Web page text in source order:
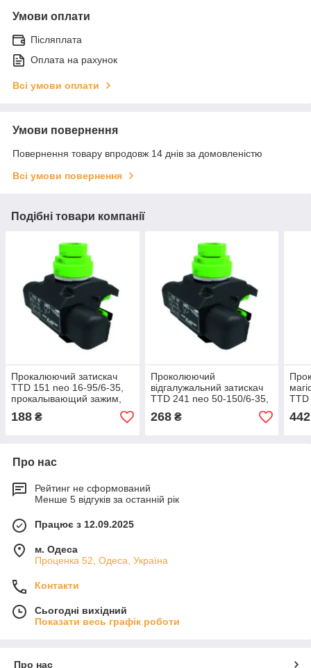
Умови оплати
Післяплата
Оплата на рахунок
Всі умови оплати
Умови повернення
Повернення товару впродовж 14 днів за домовленістю
Всі умови повернення
Подібні товари компанії
Прокалюючий затискач
TTD 151 neo 16-95/6-35,
прокалывающий зажим,
стойкость к агрессивным
средам
188 ₴
Проколюючий
відгалужальний затискач
TTD 241 neo 50-150/6-35,
для алюмінієвих та мідних
провідників
268₴ 442
Про нас
Рейтинг не сформований
Менше 5 відгуків за останній рік
Працює з 12.09.2025
м. Одеса
Проценка 52, Одеса, Україна
Контакти
Сьогодні вихідний
Показати весь графік роботи
Про нас